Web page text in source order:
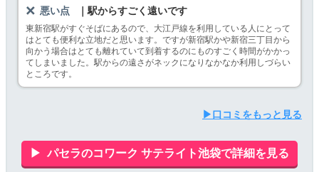
悪い点 ｜駅からすごく遠いです
東新宿駅がすぐそばにあるので、大江戸線を利用している人にとって
はとても便利な立地だと思います。ですが新宿駅かや新宿三丁目から
向かう場合はとても離れていて到着するのにものすごく時間がかかっ
てしまいました。駅からの遠さがネックになりなかなか利用しづらい
ところです。
▶口コミをもっと見る
パセラのコワーク サテライト池袋で詳細を見る